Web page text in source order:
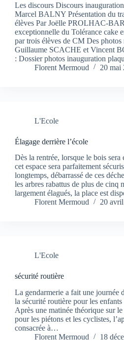
Les discours Discours
Marcel BALNY Présentation du
élèves Par Joëlle PROLHAC-
exceptionnelle du Tolérance cake
par trois élèves de CM Des photos
Guillaume SCACHE et Vincent
: Dossier photos inauguration
Florent Mermoud
20 mai
L'Ecole
Élagage derrière l’école
Dès la rentrée, lorsque le bois sera
cet espace sera parfaitement
longtemps, débarrassé de ces
les arbres rabattus de plus de cinq
largement élagués, la place est
Florent Mermoud
20
L'Ecole
sécurité routière
La gendarmerie a fait une journée
la sécurité routière pour les
Après une matinée théorique sur
pour les piétons et les cyclistes,
consacrée à…
Florent Mermoud
18